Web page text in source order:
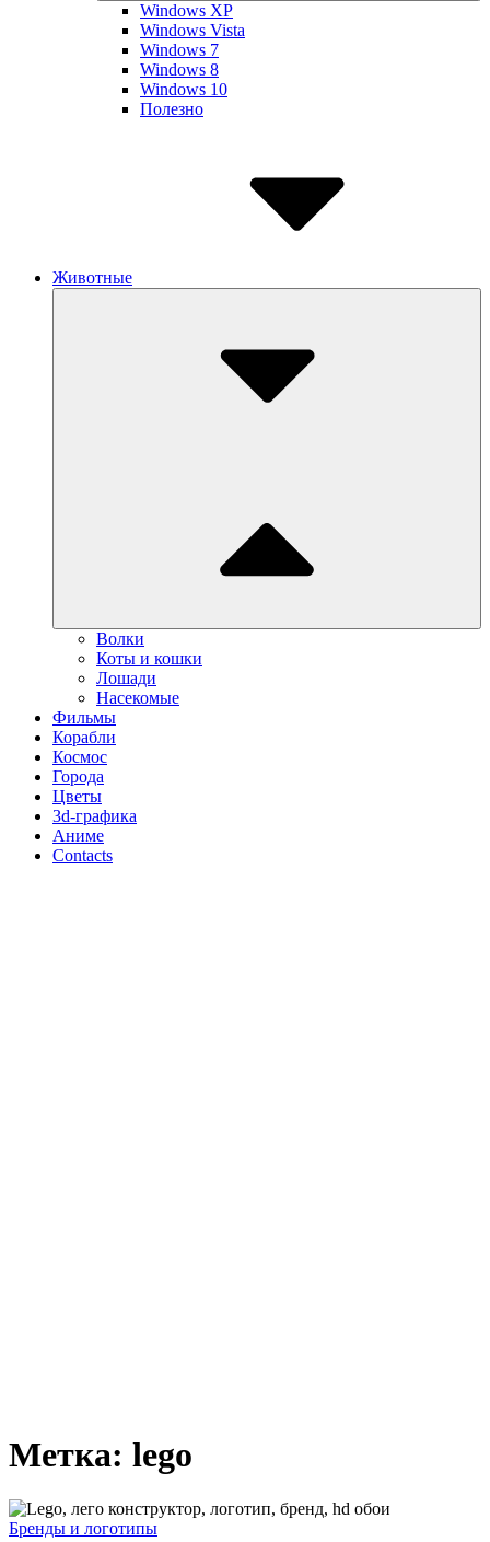
Windows XP
Windows Vista
Windows 7
Windows 8
Windows 10
Полезно
Животные
Волки
Коты и кошки
Лошади
Насекомые
Фильмы
Корабли
Космос
Города
Цветы
3d-графика
Аниме
Contacts
Метка: lego
Логотип
Бренды и логотипы